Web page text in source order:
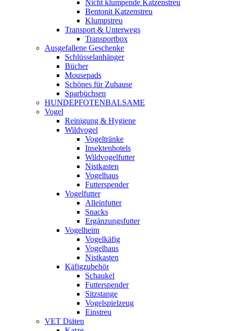
Nicht klumpende Katzenstreu
Bentonit Katzenstreu
Klumpstreu
Transport & Unterwegs
Transportbox
Ausgefallene Geschenke
Schlüsselanhänger
Bücher
Mousepads
Schönes für Zuhause
Sparbüchsen
HUNDEPFOTENBALSAME
Vogel
Reinigung & Hygiene
Wildvogel
Vogeltränke
Insektenhotels
Wildvogelfutter
Nistkasten
Vogelhaus
Futterspender
Vogelfutter
Alleinfutter
Snacks
Ergänzungsfutter
Vogelheim
Vogelkäfig
Vogelhaus
Nistkasten
Käfigzubehör
Schaukel
Futterspender
Sitzstange
Vogelspielzeug
Einstreu
VET Diäten